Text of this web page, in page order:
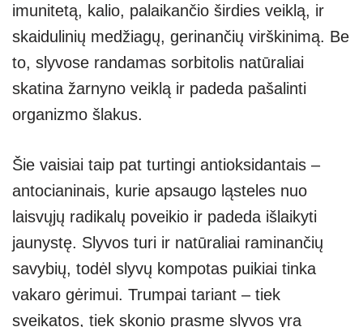
imunitetą, kalio, palaikančio širdies veiklą, ir
skaidulinių medžiagų, gerinančių virškinimą. Be
to, slyvose randamas sorbitolis natūraliai
skatina žarnyno veiklą ir padeda pašalinti
organizmo šlakus.
Šie vaisiai taip pat turtingi antioksidantais –
antocianinais, kurie apsaugo ląsteles nuo
laisvųjų radikalų poveikio ir padeda išlaikyti
jaunystę. Slyvos turi ir natūraliai raminančių
savybių, todėl slyvų kompotas puikiai tinka
vakaro gėrimui. Trumpai tariant – tiek
sveikatos, tiek skonio prasme slyvos yra